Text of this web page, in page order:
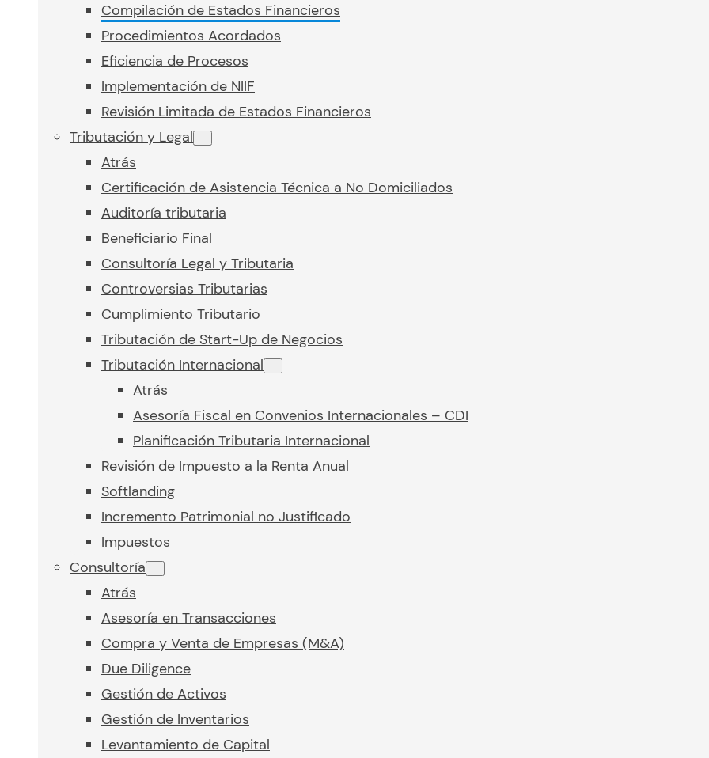
Compilación de Estados Financieros
Procedimientos Acordados
Eficiencia de Procesos
Implementación de NIIF
Revisión Limitada de Estados Financieros
Tributación y Legal
Atrás
Certificación de Asistencia Técnica a No Domiciliados
Auditoría tributaria
Beneficiario Final
Consultoría Legal y Tributaria
Controversias Tributarias
Cumplimiento Tributario
Tributación de Start-Up de Negocios
Tributación Internacional
Atrás
Asesoría Fiscal en Convenios Internacionales – CDI
Planificación Tributaria Internacional
Revisión de Impuesto a la Renta Anual
Softlanding
Incremento Patrimonial no Justificado
Impuestos
Consultoría
Atrás
Asesoría en Transacciones
Compra y Venta de Empresas (M&A)
Due Diligence
Gestión de Activos
Gestión de Inventarios
Levantamiento de Capital